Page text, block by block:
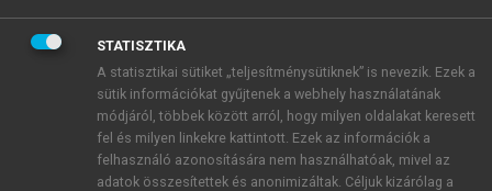
BELÉPÉS SAJÁT FIÓKKAL
ÚJ FIÓK LÉTREHOZÁSA
1 óra díjmentes hozzáférés
STATISZTIKA
A statisztikai sütiket „teljesítménysütiknek” is nevezik. Ezek a
sütik információkat gyűjtenek a webhely használatának
módjáról, többek között arról, hogy milyen oldalakat keresett
fel és milyen linkekre kattintott. Ezek az információk a
felhasználó azonosítására nem használhatóak, mivel az
adatok összesítettek és anonimizáltak. Céljuk kizárólag a